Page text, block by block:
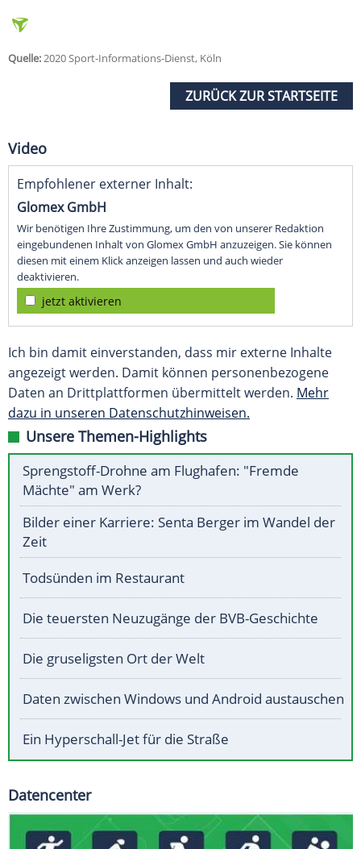
Quelle:2020 Sport-Informations-Dienst, Köln
ZURÜCK ZUR STARTSEITE
Video
Empfohlener externer Inhalt:
Glomex GmbH
Wir benötigen Ihre Zustimmung, um den von unserer Redaktion
eingebundenen Inhalt von Glomex GmbH anzuzeigen. Sie können
diesen mit einem Klick anzeigen lassen und auch wieder
deaktivieren.
jetzt aktivieren
Ich bin damit einverstanden, dass mir externe Inhalte
angezeigt werden. Damit können personenbezogene
Daten an Drittplattformen übermittelt werden. Mehr
dazu in unseren Datenschutzhinweisen.
Unsere Themen-Highlights
Sprengstoff-Drohne am Flughafen: "Fremde
Mächte" am Werk?
Bilder einer Karriere: Senta Berger im Wandel der
Zeit
Todsünden im Restaurant
Die teuersten Neuzugänge der BVB-Geschichte
Die gruseligsten Ort der Welt
Daten zwischen Windows und Android austauschen
Ein Hyperschall-Jet für die Straße
Datencenter